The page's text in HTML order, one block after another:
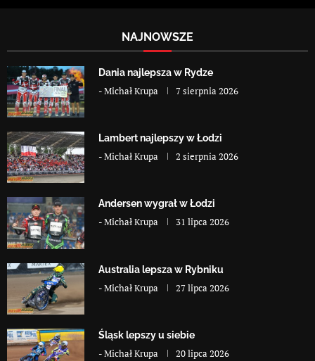
NAJNOWSZE
Dania najlepsza w Rydze
-Michał Krupa 7 sierpnia 2026
Lambert najlepszy w Łodzi
-Michał Krupa 2 sierpnia 2026
Andersen wygrał w Łodzi
-Michał Krupa 31 lipca 2026
Australia lepsza w Rybniku
-Michał Krupa 27 lipca 2026
Śląsk lepszy u siebie
-Michał Krupa 20 lipca 2026